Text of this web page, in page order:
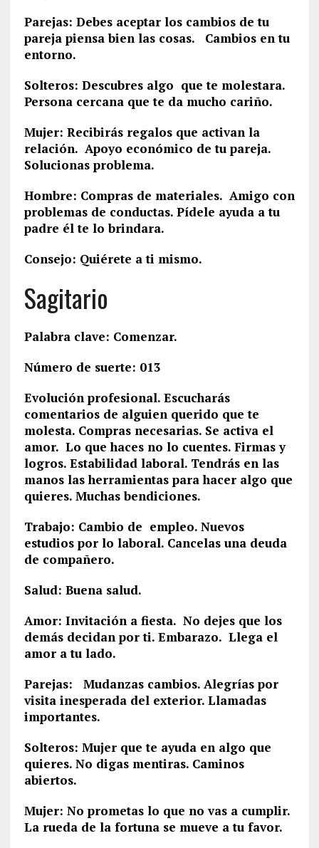
Parejas: Debes aceptar los cambios de tu
pareja piensa bien las cosas. Cambios en tu
entorno.
Solteros: Descubres algo que te molestara.
Persona cercana que te da mucho cariño.
Mujer: Recibirás regalos que activan la
relación. Apoyo económico de tu pareja.
Solucionas problema.
Hombre: Compras de materiales. Amigo con
problemas de conductas. Pídele ayuda a tu
padre él te lo brindara.
Consejo: Quiérete a ti mismo.
Sagitario
Palabra clave: Comenzar.
Número de suerte: 013
Evolución profesional. Escucharás
comentarios de alguien querido que te
molesta. Compras necesarias. Se activa el
amor. Lo que haces no lo cuentes. Firmas y
logros. Estabilidad laboral. Tendrás en las
manos las herramientas para hacer algo que
quieres. Muchas bendiciones.
Trabajo: Cambio de empleo. Nuevos
estudios por lo laboral. Cancelas una deuda
de compañero.
Salud: Buena salud.
Amor: Invitación a fiesta. No dejes que los
demás decidan por ti. Embarazo. Llega el
amor a tu lado.
Parejas: Mudanzas cambios. Alegrías por
visita inesperada del exterior. Llamadas
importantes.
Solteros: Mujer que te ayuda en algo que
quieres. No digas mentiras. Caminos
abiertos.
Mujer: No prometas lo que no vas a cumplir.
La rueda de la fortuna se mueve a tu favor.